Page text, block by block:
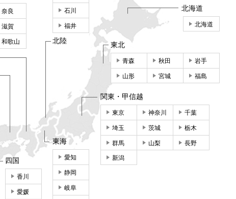
北海道
北海道
東北
青森 秋田 岩手
山形 宮城 福島
関東・甲信越
東京 神奈川 千葉
埼玉 茨城 栃木
群馬 山梨 長野
新潟
東海
愛知
静岡
岐阜
石川
福井
北陸
奈良
滋賀
和歌山
四国
香川
愛媛